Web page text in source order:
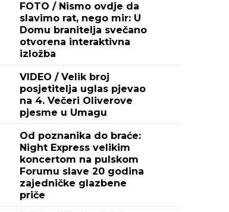
FOTO / Nismo ovdje da
slavimo rat, nego mir: U
Domu branitelja svečano
otvorena interaktivna
izložba
VIDEO / Velik broj
posjetitelja uglas pjevao
na 4. Večeri Oliverove
pjesme u Umagu
Od poznanika do braće:
Night Express velikim
koncertom na pulskom
Forumu slave 20 godina
zajedničke glazbene
priče